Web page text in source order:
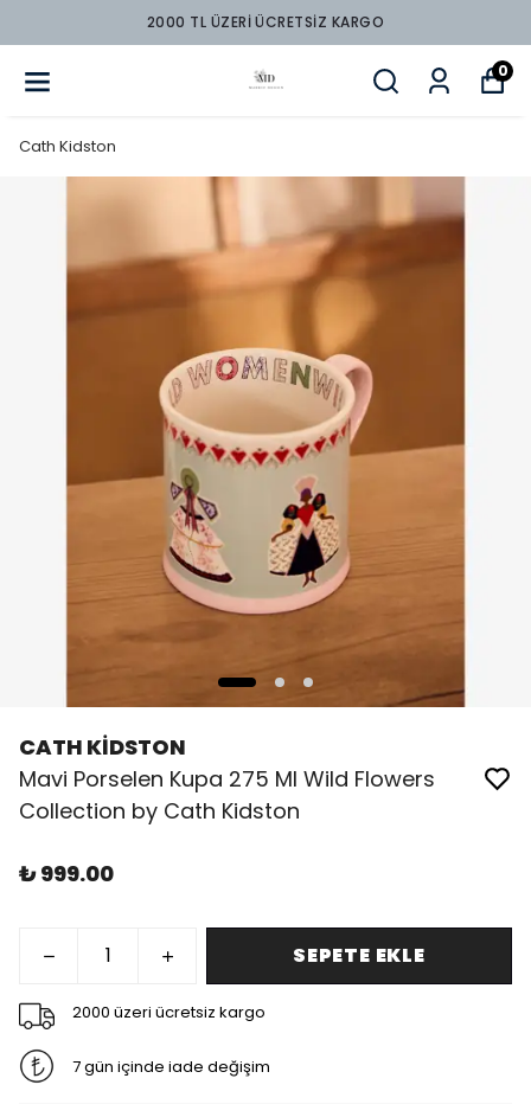
2000 TL ÜZERİ ÜCRETSİZ KARGO
0
Cath Kidston
CATH KİDSTON
Mavi Porselen Kupa 275 Ml Wild Flowers
Collection by Cath Kidston
₺ 999.00
SEPETE EKLE
2000 üzeri ücretsiz kargo
7 gün içinde iade değişim